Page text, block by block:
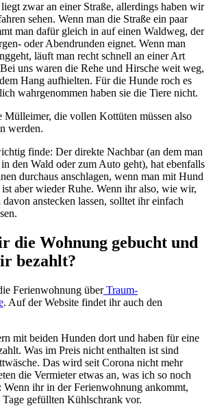
zwar an einer Straße, allerdings haben wir
sehen. Wenn man die Straße ein paar
man dafür gleich in auf einen Waldweg, der
oder Abendrunden eignet. Wenn man
läuft man recht schnell an einer Art
uns waren die Rehe und Hirsche weit weg,
Hang aufhielten. Für die Hunde roch es
wahrgenommen haben sie die Tiere nicht.
die vollen Kottüten müssen also
werden.
finde: Der direkte Nachbar (an dem man
den Wald oder zum Auto geht), hat ebenfalls
durchaus anschlagen, wenn man mit Hund
aber wieder Ruhe. Wenn ihr also, wie wir,
anstecken lassen, solltet ihr einfach
die Wohnung gebucht und
bezahlt?
Ferienwohnung überTraum-
. Auf der Website findet ihr auch den
mit beiden Hunden dort und haben für eine
Was im Preis nicht enthalten ist sind
Das wird seit Corona nicht mehr
die Vermieter etwas an, was ich so noch
Wenn ihr in der Ferienwohnung ankommt,
gefüllten Kühlschrank vor.